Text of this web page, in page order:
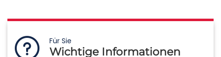
Für Sie
Wichtige Informationen